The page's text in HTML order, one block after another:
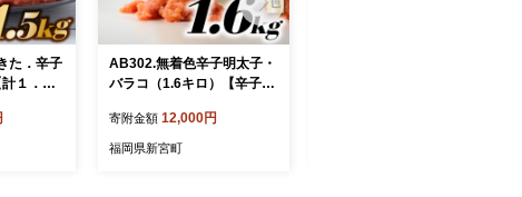
た．辛子
１．５
AB302.無着色辛子明太子・
バラコ（1.6キロ）【辛子明
寄附金額 12,000円
福岡県新宮町